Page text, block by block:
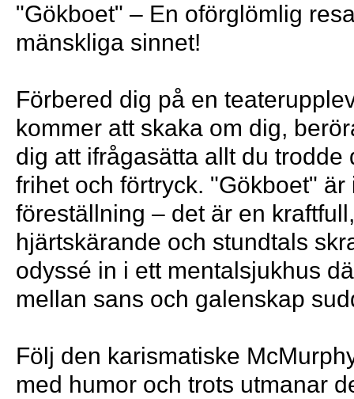
"Gökboet" – En oförglömlig
mänskliga sinnet!
Förbered dig på en
kommer att skaka om dig,
dig att ifrågasätta allt du trodde
frihet och förtryck. "Gökboet" är
föreställning – det är en kraftfull,
hjärtskärande och stundtals
odyssé in i ett mentalsjukhus
mellan sans och galenskap
Följ den karismatiske
med humor och trots utmanar